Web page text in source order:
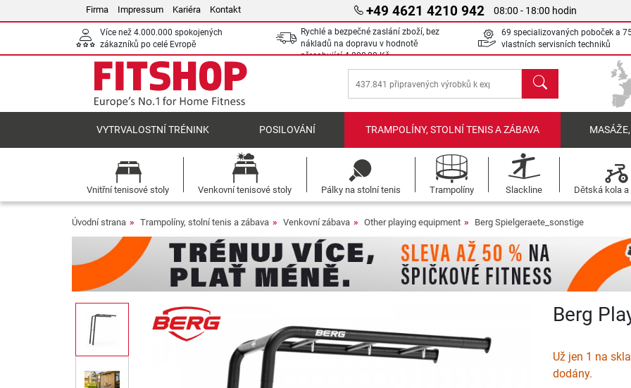
Firma Impressum Kariéra Kontakt +49 4621 4210 942 08:00 - 18:00 hodin
Více než 4.000.000 spokojených
zákazníků po celé Evropě
Rychlé a bezpečné zaslání zboží, bez
nákladů na dopravu v hodnotě
přesahující4 000,00 Kč
69 specializovaných poboček a
vlastních servisních techniků
Hledat
VYTRVALOSTNÍ TRÉNINK POSILOVÁNÍ TRAMPOLÍNY, STOLNÍ TENIS A ZÁBAVA
Vnitřní tenisové stoly Venkovní tenisové stoly Pálky na stolní tenis Trampolíny Slackline Dětská kola
Úvodní strana Trampolíny, stolní tenis a zábava Venkovní zábava Other playing equipment Berg Spielgeraete_sonstige
Berg
Už jen 1 na
dodány.